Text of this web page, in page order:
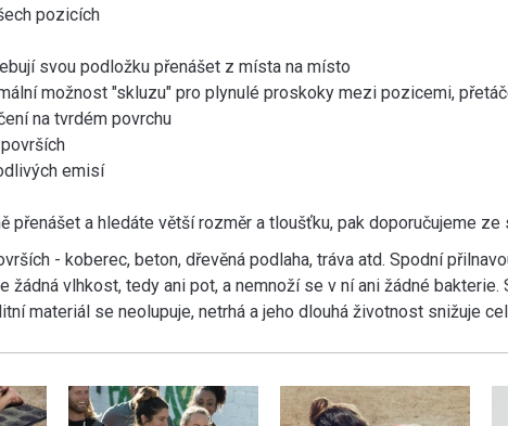
pozicích
svou podložku přenášet z místa na místo
možnost "skluzu" pro plynulé proskoky mezi pozicemi,
na tvrdém povrchu
emisí
přenášet a hledáte větší rozměr a tloušťku, pak doporučujeme ze
- koberec, beton, dřevěná podlaha, tráva atd. Spodní
žádná vlhkost, tedy ani pot, a nemnoží se v ní ani žádné
materiál se neolupuje, netrhá a jeho dlouhá životnost snižuje